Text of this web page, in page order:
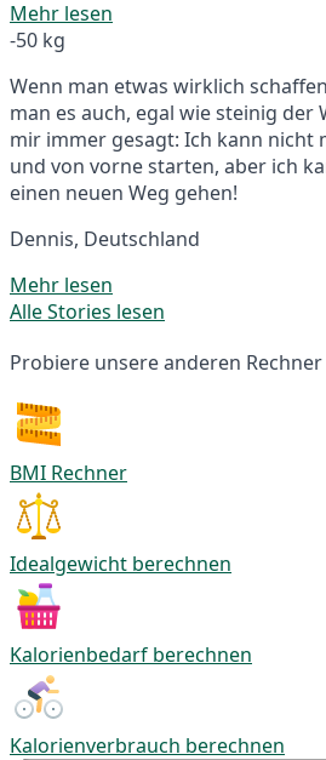
Mehr lesen
-50 kg
Wenn man etwas wirklich
man es auch, egal wie steinig der
mir immer gesagt: Ich kann nicht
und von vorne starten, aber ich
einen neuen Weg gehen!
Dennis, Deutschland
Mehr lesen
Alle Stories lesen
Probiere unsere anderen Rechner
BMI Rechner
Idealgewicht berechnen
Kalorienbedarf berechnen
Kalorienverbrauch berechnen